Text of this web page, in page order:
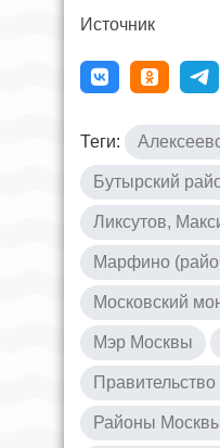
Источник
Теги:
Бутырский
Ликсутов,
Марфино
Московский
Мэр Москвы
Районы